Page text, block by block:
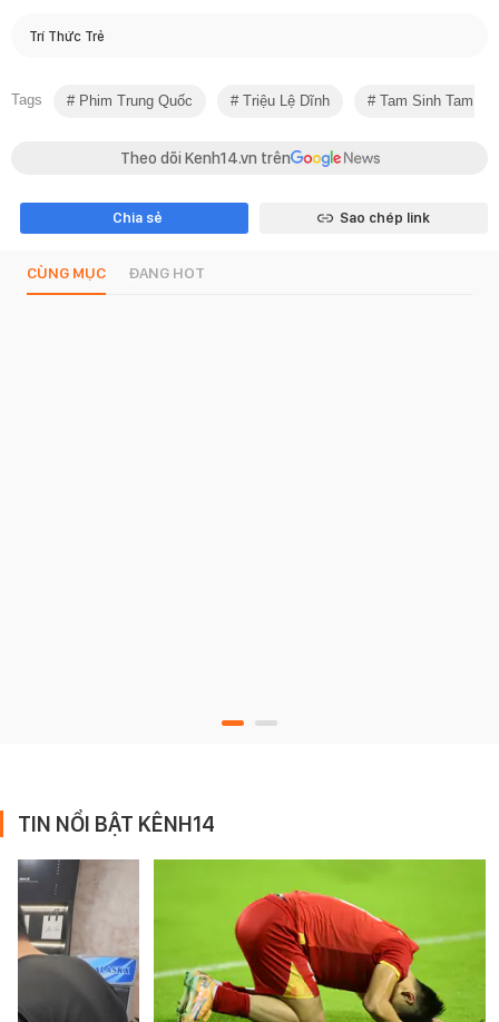
Trí Thức Trẻ
Tags Phim Trung Quốc Triệu Lệ Dĩnh Tam Sinh Tam
Theo dõi Kenh14.vn trên
Chia sẻ Sao chép link
CÙNG MỤC ĐANG HOT
TIN NỔI BẬT KÊNH14